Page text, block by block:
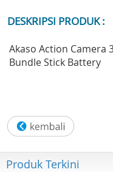
DESKRIPSI PRODUK :
Akaso Action Camera
Bundle Stick Battery
Produk Terkini